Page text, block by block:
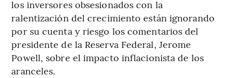
los inversores obsesionados con la
ralentización del crecimiento están ignorando
por su cuenta y riesgo los comentarios del
presidente de la Reserva Federal, Jerome
Powell, sobre el impacto inflacionista de los
aranceles.